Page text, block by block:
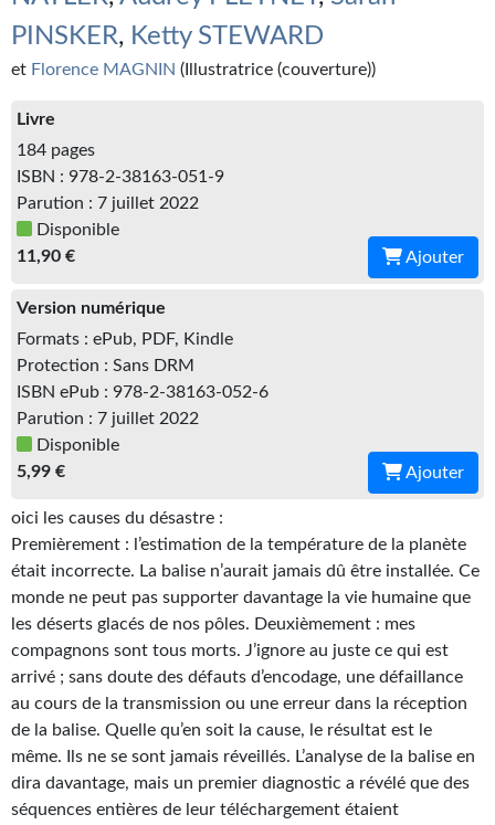
Pulps
Étoiles vives
Yellow Submarine
NUMÉRIQUE
Une Heure-Lumière
Nouvelles
Bifrost
Livres audio
Gratuit
Sans DRM
BIFROST
Tous les numéros
En numérique
S'abonner
Les critiques
PINSKER, Ketty STEWARD
et Florence MAGNIN (Illustratrice (couverture))
Livre
184 pages
ISBN : 978-2-38163-051-9
Parution : 7 juillet 2022
Disponible
11,90 €
Ajouter
Version numérique
Formats : ePub, PDF, Kindle
Protection : Sans DRM
ISBN ePub : 978-2-38163-052-6
Parution : 7 juillet 2022
Disponible
5,99 €
Ajouter
oici les causes du désastre :
Premièrement : l’estimation de la température de la planète
était incorrecte. La balise n’aurait jamais dû être installée. Ce
monde ne peut pas supporter davantage la vie humaine que
les déserts glacés de nos pôles. Deuxièmement : mes
compagnons sont tous morts. J’ignore au juste ce qui est
arrivé ; sans doute des défauts d’encodage, une défaillance
au cours de la transmission ou une erreur dans la réception
de la balise. Quelle qu’en soit la cause, le résultat est le
même. Ils ne se sont jamais réveillés. L’analyse de la balise en
dira davantage, mais un premier diagnostic a révélé que des
séquences entières de leur téléchargement étaient